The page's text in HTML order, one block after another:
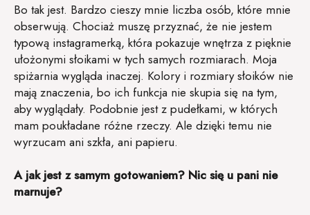
Bo tak jest. Bardzo cieszy mnie liczba osób, które mnie
obserwują. Chociaż muszę przyznać, że nie jestem
typową instagramerką, która pokazuje wnętrza z pięknie
ułożonymi słoikami w tych samych rozmiarach. Moja
spiżarnia wygląda inaczej. Kolory i rozmiary słoików nie
mają znaczenia, bo ich funkcja nie skupia się na tym,
aby wyglądały. Podobnie jest z pudełkami, w których
mam poukładane różne rzeczy. Ale dzięki temu nie
wyrzucam ani szkła, ani papieru.
A jak jest z samym gotowaniem? Nic się u pani nie
marnuje?